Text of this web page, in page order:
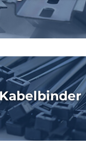
Kabelbinder